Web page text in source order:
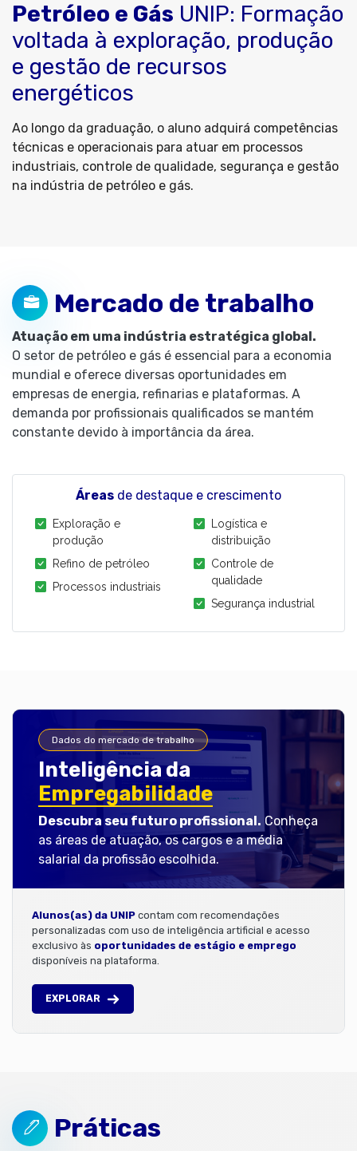
Petróleo e Gás UNIP: Formação
voltada à exploração, produção
e gestão de recursos
energéticos
Ao longo da graduação, o aluno adquirá competências
técnicas e operacionais para atuar em processos
industriais, controle de qualidade, segurança e gestão
na indústria de petróleo e gás.
Mercado de trabalho
Atuação em uma indústria estratégica global.
O setor de petróleo e gás é essencial para a economia
mundial e oferece diversas oportunidades em
empresas de energia, refinarias e plataformas. A
demanda por profissionais qualificados se mantém
constante devido à importância da área.
Áreas de destaque e crescimento
Exploração e
produção
Refino de petróleo
Processos industriais
Logística e
distribuição
Controle de
qualidade
Segurança industrial
Dados do mercado de trabalho
Inteligência da
Empregabilidade
Descubra seu futuro profissional. Conheça
as áreas de atuação, os cargos e a média
salarial da profissão escolhida.
Alunos(as) da UNIP contam com recomendações
personalizadas com uso de inteligência artificial e acesso
exclusivo às oportunidades de estágio e emprego
disponíveis na plataforma.
EXPLORAR
Práticas